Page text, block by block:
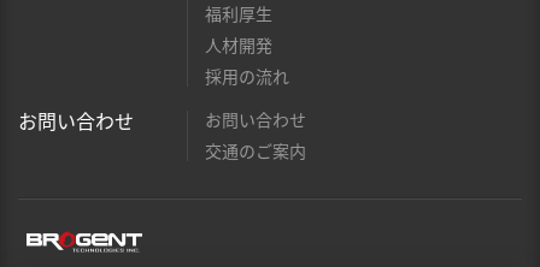
福利厚生
人材開発
採用の流れ
お問い合わせ
お問い合わせ
交通のご案内